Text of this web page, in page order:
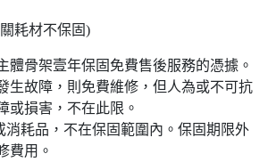
耗材不保固)
體骨架壹年保固免費售後服務的憑據。
生故障，則免費維修，但人為或不可抗
或損害，不在此限。
消耗品，不在保固範圍內。保固期限外
費用。